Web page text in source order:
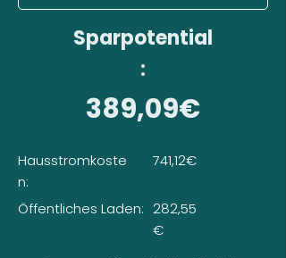
Sparpotential
:
389,09€
Hausstromkoste
n:
Öffentliches Laden:
741,12€
282,55
€